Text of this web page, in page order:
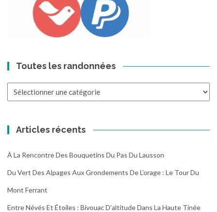
Toutes les randonnées
Articles récents
À La Rencontre Des Bouquetins Du Pas Du Lausson
Du Vert Des Alpages Aux Grondements De L’orage : Le Tour Du
Mont Ferrant
Entre Névés Et Étoiles : Bivouac D’altitude Dans La Haute Tinée